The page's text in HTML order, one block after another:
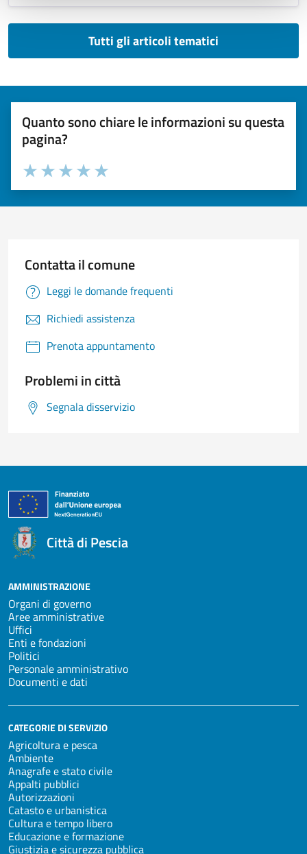
Tutti gli articoli tematici
Quanto sono chiare le informazioni su questa
pagina?
Valuta 5 stelle su 5
Valuta 4 stelle su 5
Valuta 3 stelle su 5
Valuta 2 stelle su 5
Valuta 1 stelle su 5
Contatta il comune
Leggi le domande frequenti
Richiedi assistenza
Prenota appuntamento
Problemi in città
Segnala disservizio
Città di Pescia
AMMINISTRAZIONE
Organi di governo
Aree amministrative
Uffici
Enti e fondazioni
Politici
Personale amministrativo
Documenti e dati
CATEGORIE DI SERVIZIO
Agricoltura e pesca
Ambiente
Anagrafe e stato civile
Appalti pubblici
Autorizzazioni
Catasto e urbanistica
Cultura e tempo libero
Educazione e formazione
Giustizia e sicurezza pubblica